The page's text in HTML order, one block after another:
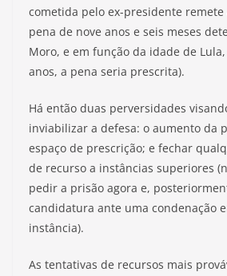
cometida pelo ex-presidente remete
pena de nove anos e seis meses
Moro, e em função da idade de
anos, a pena seria prescrita).
Há então duas perversidades
inviabilizar a defesa: o aumento da
espaço de prescrição; e fechar
de recurso a instâncias superiores
pedir a prisão agora e,
candidatura ante uma condenação
instância).
As tentativas de recursos mais